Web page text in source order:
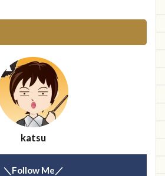
katsu
＼Follow Me／